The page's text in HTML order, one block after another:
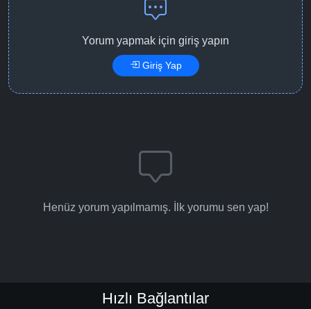
Yorum yapmak için giriş yapın
Giriş Yap
Henüz yorum yapılmamış. İlk yorumu sen yap!
Hızlı Bağlantılar